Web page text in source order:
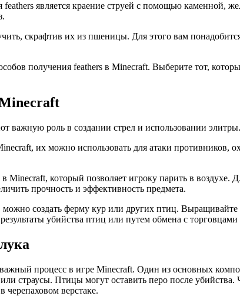
является краение струей с помощью каменной,
скрафтив их из пшеницы. Для этого вам
получения feathers в Minecraft. Выберите тот,
важную роль в создании стрел и использовании
их можно использовать для атаки противников,
который позволяет игроку парить в
прочность и эффективность предмета.
создать ферму кур или других птиц.
убийства птиц или путем обмена с торговцами
процесс в игре Minecraft. Один из основных
страусы. Птицы могут оставить перо после
верстаке.